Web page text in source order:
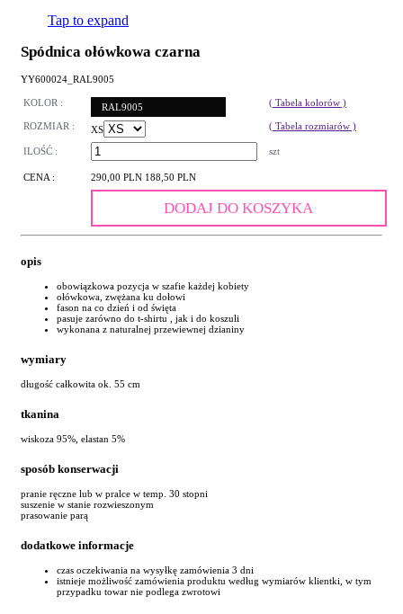
Tap to expand
Spódnica ołówkowa czarna
YY600024_RAL9005
KOLOR : RAL9005 ( Tabela kolorów )
ROZMIAR : XS ( Tabela rozmiarów )
ILOŚĆ : szt
CENA : 290,00 PLN 188,50 PLN
DODAJ DO KOSZYKA
opis
obowiązkowa pozycja w szafie każdej kobiety
ołówkowa, zwężana ku dołowi
fason na co dzień i od święta
pasuje zarówno do t-shirtu , jak i do koszuli
wykonana z naturalnej przewiewnej dzianiny
wymiary
długość całkowita ok. 55 cm
tkanina
wiskoza 95%, elastan 5%
sposób konserwacji
pranie ręczne lub w pralce w temp. 30 stopni
suszenie w stanie rozwieszonym
prasowanie parą
dodatkowe informacje
czas oczekiwania na wysyłkę zamówienia 3 dni
istnieje możliwość zamówienia produktu według wymiarów klientki, w tym
przypadku towar nie podlega zwrotowi